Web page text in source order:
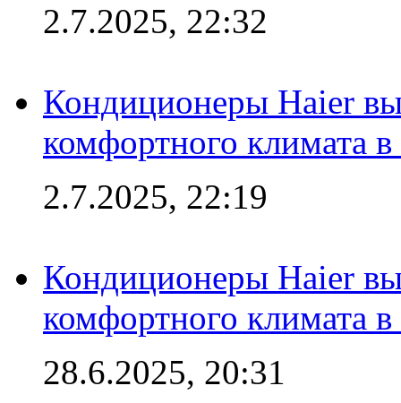
2.7.2025, 22:32
Кондиционеры Haier
комфортного климата
2.7.2025, 22:19
Кондиционеры Haier
комфортного климата
28.6.2025, 20:31